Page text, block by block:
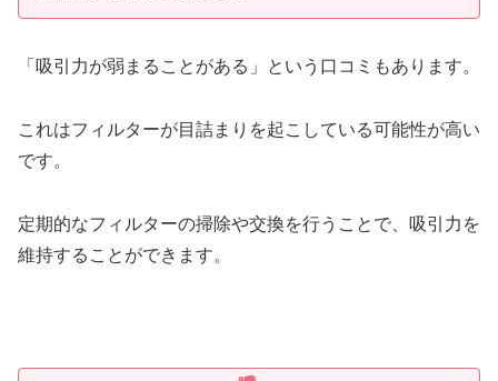
「吸引力が弱まることがある」という口コミもあります。
これはフィルターが目詰まりを起こしている可能性が高い
です。
定期的なフィルターの掃除や交換を行うことで、吸引力を
維持することができます。